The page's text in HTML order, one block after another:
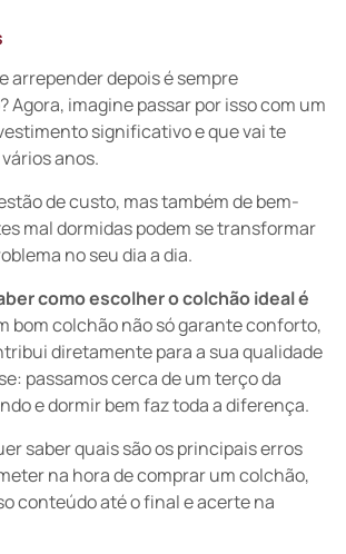
arrepender depois é sempre
imagine passar por isso com um
significativo e que vai te
anos.
de custo, mas também de bem-
mal dormidas podem se transformar
no seu dia a dia.
como escolher o colchão ideal é
bom colchão não só garante conforto,
diretamente para a sua qualidade
passamos cerca de um terço da
e dormir bem faz toda a diferença.
saber quais são os principais erros
na hora de comprar um colchão,
conteúdo até o final e acerte na